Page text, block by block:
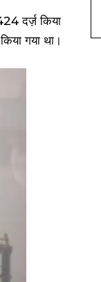
दर्ज़ किया
गया था।